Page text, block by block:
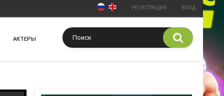
РЕГИСТРАЦИЯ ВХОД
АКТЕРЫ